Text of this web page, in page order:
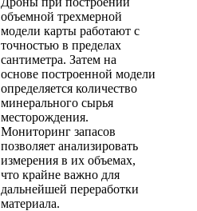
объемной трехмерной
модели карты работают с
точностью в пределах
сантиметра. Затем на
основе построенной модели
определяется количество
минерального сырья
месторождения.
Мониторинг запасов
позволяет анализировать
измерения в их объемах,
что крайне важно для
дальнейшей переработки
материала.